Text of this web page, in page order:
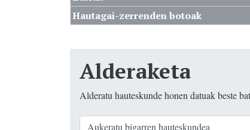
Hautagai-zerrenden botoak
Alderaketa
Alderatu hauteskunde honen datuak beste